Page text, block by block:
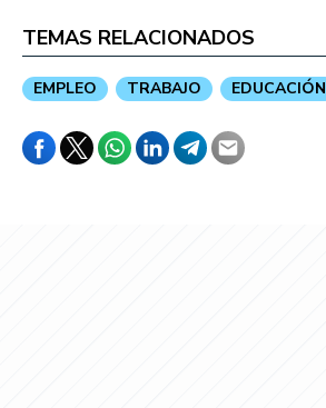
TEMAS RELACIONADOS
EMPLEO TRABAJO EDUCACIÓN